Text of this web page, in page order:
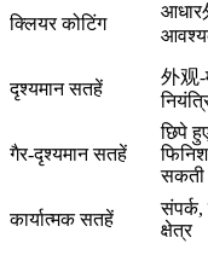
क्लियर कोटिंग
आधार
दृश्यमान सतहें
外观-
गैर-दृश्यमान सतहें
छिपे
सकती
कार्यात्मक सतहें
संपर्क,
क्षेत्र